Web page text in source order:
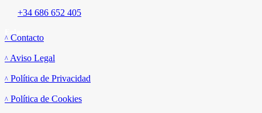
+34 686 652 405
Contacto
Aviso Legal
Política de Privacidad
Política de Cookies